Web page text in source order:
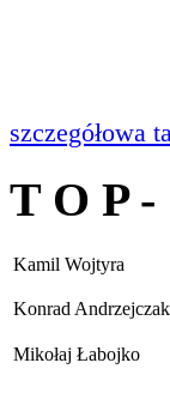
szczegółowa
T O P
Kamil Wojtyra
Konrad Andrzejczak
Mikołaj Łabojko